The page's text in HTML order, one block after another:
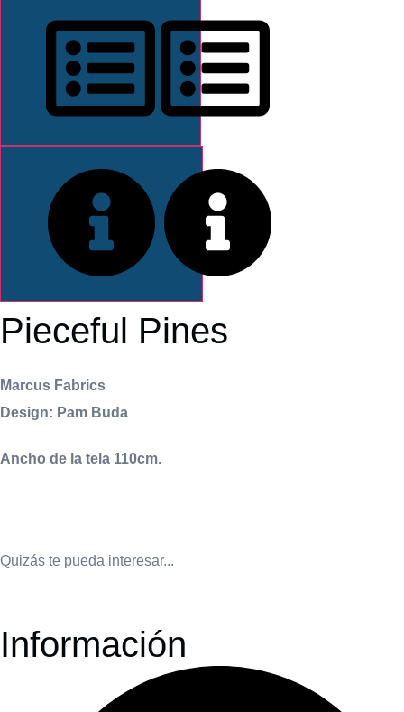
Pieceful Pines
Marcus Fabrics
Design: Pam Buda
Ancho de la tela 110cm.
Quizás te pueda interesar...
Información